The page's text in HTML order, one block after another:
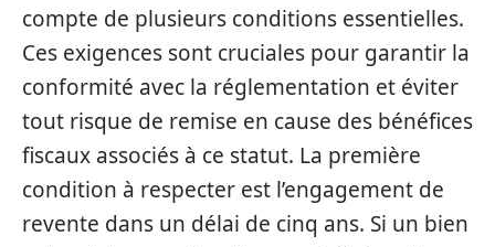
compte de plusieurs conditions essentielles.
Ces exigences sont cruciales pour garantir la
conformité avec la réglementation et éviter
tout risque de remise en cause des bénéfices
fiscaux associés à ce statut. La première
condition à respecter est l’engagement de
revente dans un délai de cinq ans. Si un bien